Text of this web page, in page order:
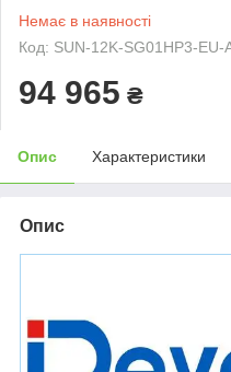
Немає в наявності
Код: SUN-12K-SG01HP3-EU-
94 965 ₴
Опис Характеристики
Опис